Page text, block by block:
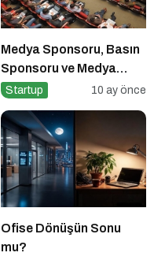
Medya Sponsoru, Basın
Sponsoru ve Medya
Partneri Ne Demek?
Startup 10 ay önce
Ofise Dönüşün Sonu
mu?